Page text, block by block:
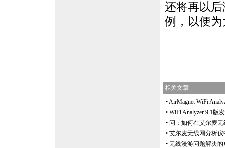
还将再以
例，以便
相关文章
•AirMagnet WiFi
• WiFi Analyzer 9.1版
• 问：如何在艾尔麦无
• 艾尔麦无线网分析仪
• 无线漫游问题解决